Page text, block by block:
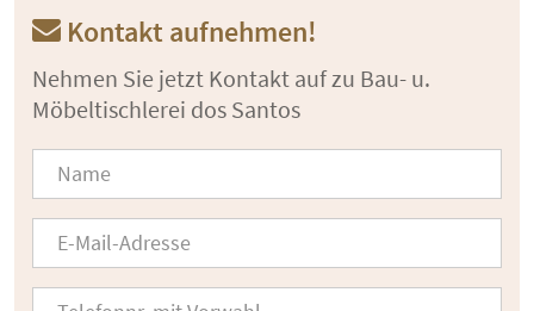
Kontakt aufnehmen!
Nehmen Sie jetzt Kontakt auf zu Bau- u.
Möbeltischlerei dos Santos